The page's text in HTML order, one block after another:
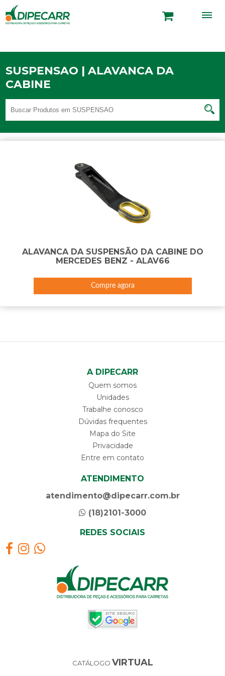
SUSPENSAO | ALAVANCA DA
CABINE
ALAVANCA DA SUSPENSÃO DA CABINE DO
MERCEDES BENZ - ALAV66
Compre agora
A DIPECARR
Quem somos
Unidades
Trabalhe conosco
Dúvidas frequentes
Mapa do Site
Privacidade
Entre em contato
ATENDIMENTO
atendimento@dipecarr.com.br
(18)2101-3000
REDES SOCIAIS
CATÁLOGO VIRTUAL